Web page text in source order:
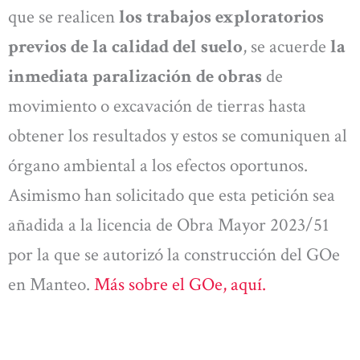
que se realicenlos trabajos exploratorios
previos de la calidad del suelo, se acuerde la
inmediata paralización de obras de
movimiento o excavación de tierras hasta
obtener los resultados y estos se comuniquen al
órgano ambiental a los efectos oportunos.
Asimismo han solicitado que esta petición sea
añadida a la licencia de Obra Mayor 2023/51
por la que se autorizó la construcción del GOe
en Manteo. Más sobre el GOe, aquí.